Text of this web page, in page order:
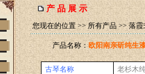
产 品 展 示
您现在的位置 >>所有产品>>落霞
产品名称：欧阳南亲斫纯生
古琴名称
老杉木